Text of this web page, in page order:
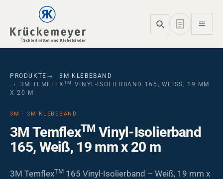
Skip to main navigation
Skip to main content
Skip to page footer
PRODUKTE
3M KLEBEBAND
3M TEMFLEX TM
VINYL-ISOLIERBAND 165, WEISS, 19 MM X
20 M
3M · 3M KLEBEBAND
3M TemflexTMVinyl-Isolierband
165, Weiß, 19 mm x 20 m
3M TemflexTM 165 Vinyl-Isolierband – Weiß, 19 mm x